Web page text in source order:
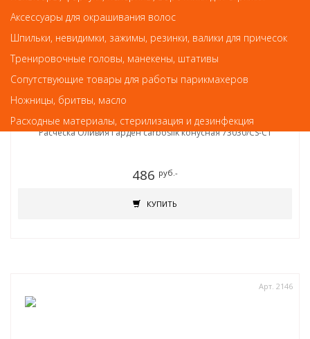
Расческа Оливия Гарден carbosilk конусная 73030/СS-C1
486 руб.-
КУПИТЬ
Арт. 2146
Аксессуары для окрашивания волос
Шпильки, невидимки, зажимы, резинки, валики для причесок
Тренировочные головы, манекены, штативы
Сопутствующие товары для работы парикмахеров
Ножницы, бритвы, масло
Расходные материалы, стерилизация и дезинфекция